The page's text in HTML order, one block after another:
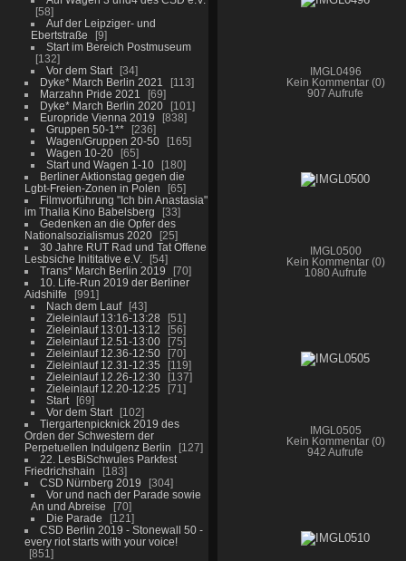
58
Auf der Leipziger- und
Ebertstraße
9
Start im Bereich Postmuseum
132
Vor dem Start
34
Dyke* March Berlin 2021
113
Marzahn Pride 2021
69
Dyke* March Berlin 2020
101
Europride Vienna 2019
838
Gruppen 50-1**
236
Wagen/Gruppen 20-50
165
Wagen 10-20
65
Start und Wagen 1-10
180
Berliner Aktionstag gegen die
Lgbt-Freien-Zonen in Polen
65
Filmvorführung "Ich bin Anastasia"
im Thalia Kino Babelsberg
33
Gedenken an die Opfer des
Nationalsozialismus 2020
25
30 Jahre RUT Rad und Tat Offene
Lesbsiche Inititative e.V.
54
Trans* March Berlin 2019
70
10. Life-Run 2019 der Berliner
Aidshilfe
991
Nach dem Lauf
43
Zieleinlauf 13:16-13:28
51
Zieleinlauf 13:01-13:12
56
Zieleinlauf 12.51-13:00
75
Zieleinlauf 12.36-12:50
70
Zieleinlauf 12.31-12:35
119
Zieleinlauf 12.26-12:30
137
Zieleinlauf 12.20-12:25
71
Start
69
Vor dem Start
102
Tiergartenpicknick 2019 des
Orden der Schwestern der
Perpetuellen Indulgenz Berlin
127
22. LesBiSchwules Parkfest
Friedrichshain
183
CSD Nürnberg 2019
304
Vor und nach der Parade sowie
An und Abreise
70
Die Parade
121
CSD Berlin 2019 - Stonewall 50 -
every riot starts with your voice!
851
IMGL0496
Kein Kommentar (0)
907 Aufrufe
IMGL0500
Kein Kommentar (0)
1080 Aufrufe
IMGL0505
Kein Kommentar (0)
942 Aufrufe